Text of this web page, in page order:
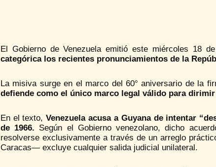
El Gobierno de Venezuela emitió este miércoles 18
categórica los recientes pronunciamientos de la
La misiva surge en el marco del 60° aniversario de la
defiende como el único marco legal válido para
En el texto,Venezuela acusa a Guyana de intentar
de 1966. Según el Gobierno venezolano, dicho
resolverse exclusivamente a través de un arreglo
Caracas— excluye cualquier salida judicial unilateral.